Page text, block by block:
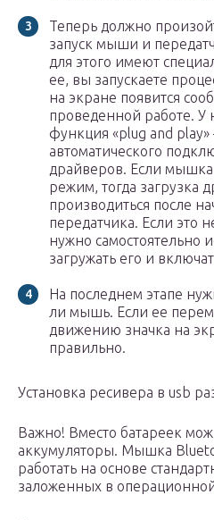
Теперь должно
запуск мыши и
для этого имеют
ее, вы запускаете
на экране появится
проведенной работе. У
функция «plug and play»
автоматического
драйверов. Если
режим, тогда загрузка
производиться после
передатчика. Если это
нужно самостоятельно
загружать его и
На последнем этапе
ли мышь. Если ее
движению значка на
правильно.
Установка ресивера в usb
Важно! Вместо батареек
аккумуляторы. Мышка
работать на основе
заложенных в